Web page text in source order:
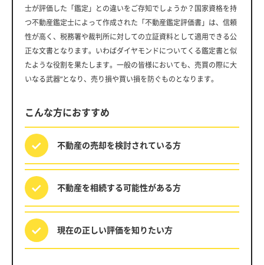
士が評価した「鑑定」との違いをご存知でしょうか？国家資格を持
つ不動産鑑定士によって作成された「不動産鑑定評価書」は、信頼
性が高く、税務署や裁判所に対しての立証資料として適用できる公
正な文書となります。いわばダイヤモンドについてくる鑑定書と似
たような役割を果たします。一般の皆様においても、売買の際に大
いなる武器”となり、売り損や買い損を防ぐものとなります。
こんな方におすすめ
不動産の売却を検討されている方
不動産を相続する可能性がある方
現在の正しい評価を知りたい方